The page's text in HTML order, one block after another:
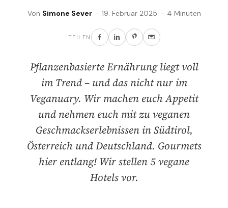
Von Simone Sever· 19. Februar 2025 · 4 Minuten
TEILEN
Pflanzenbasierte Ernährung liegt voll
im Trend – und das nicht nur im
Veganuary. Wir machen euch Appetit
und nehmen euch mit zu veganen
Geschmackserlebnissen in Südtirol,
Österreich und Deutschland. Gourmets
hier entlang! Wir stellen 5 vegane
Hotels vor.